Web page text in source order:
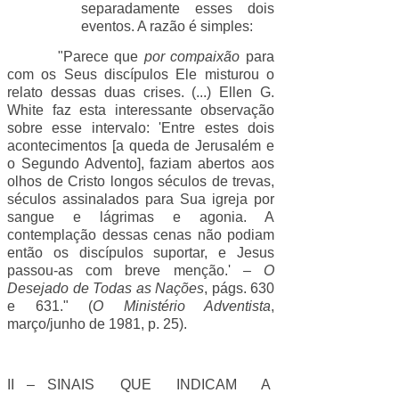
separadamente esses dois
eventos. A razão é simples:
"Parece que por compaixão para
com os Seus discípulos Ele misturou o
relato dessas duas crises. (...) Ellen G.
White faz esta interessante observação
sobre esse intervalo: 'Entre estes dois
acontecimentos [a queda de Jerusalém e
o Segundo Advento], faziam abertos aos
olhos de Cristo longos séculos de trevas,
séculos assinalados para Sua igreja por
sangue e lágrimas e agonia. A
contemplação dessas cenas não podiam
então os discípulos suportar, e Jesus
passou-as com breve menção.' – O
Desejado de Todas as Nações, págs. 630
e 631." (O Ministério Adventista,
março/junho de 1981, p. 25).
II – SINAIS QUE INDICAM A